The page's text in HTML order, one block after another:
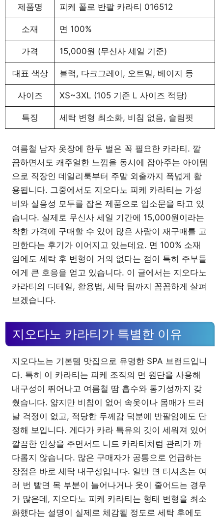
제품명 피케 폴로 반팔 카라티 016512
소재 면 100%
가격 15,000원 (무신사 세일 기준)
대표 색상 블랙, 다크그레이, 오트밀, 베이지 등
사이즈 XS~3XL (105 기준 L 사이즈 적당)
특징 세탁 변형 최소화, 비침 없음, 슬림핏
여름철 남자 옷장에 한두 벌은 꼭 필요한 카라티. 깔
끔하면서도 캐주얼한 느낌을 동시에 잡아주는 아이템
으로 직장인 데일리룩부터 주말 외출까지 폭넓게 활
용됩니다. 그중에서도 지오다노 피케 카라티는 가성
비와 실용성 모두를 잡은 제품으로 입소문을 타고 있
습니다. 실제로 무신사 세일 기간에 15,000원이라는
착한 가격에 구매할 수 있어 많은 사람이 재구매를 고
민한다는 후기가 이어지고 있는데요. 면 100% 소재
임에도 세탁 후 변형이 거의 없다는 점이 특히 주부들
에게 큰 호응을 얻고 있습니다. 이 글에서는 지오다노
카라티의 디테일, 활용법, 세탁 팁까지 꼼꼼하게 살펴
보겠습니다.
지오다노 카라티가 특별한 이유
지오다노는 기본템 맛집으로 유명한 SPA 브랜드입니
다. 특히 이 카라티는 피케 조직의 면 원단을 사용해
내구성이 뛰어나고 여름철 땀 흡수와 통기성까지 갖
췄습니다. 얇지만 비침이 없어 속옷이나 몸매가 드러
날 걱정이 없고, 적당한 두께감 덕분에 반팔임에도 단
정해 보입니다. 게다가 카라 특유의 깃이 세워져 있어
깔끔한 인상을 주면서도 니트 카라티처럼 관리가 까
다롭지 않습니다. 많은 구매자가 공통으로 언급하는
장점은 바로 세탁 내구성입니다. 일반 면 티셔츠는 여
러 번 빨면 목 부분이 늘어나거나 옷이 줄어드는 경우
가 많은데, 지오다노 피케 카라티는 형태 변형을 최소
화했다는 설명이 실제로 체감될 정도로 세탁 후에도